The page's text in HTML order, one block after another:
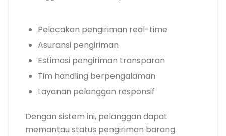
Pelacakan pengiriman real-time
Asuransi pengiriman
Estimasi pengiriman transparan
Tim handling berpengalaman
Layanan pelanggan responsif
Dengan sistem ini, pelanggan dapat
memantau status pengiriman barang